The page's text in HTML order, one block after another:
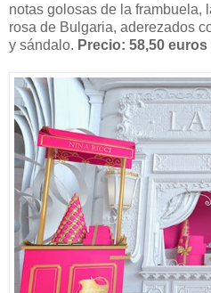
notas golosas de la frambuela,
rosa de Bulgaria, aderezados
y sándalo. Precio: 58,50 euros